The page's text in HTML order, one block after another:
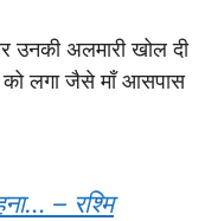
उनकी अलमारी खोल दी
को लगा जैसे माँ आसपास
– रश्मि